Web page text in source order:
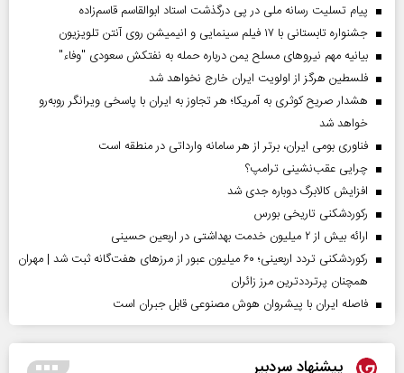
پیام تسلیت رسانه ملی در پی درگذشت استاد ابوالقاسم قاسم‌زاده
جشنواره تابستانی با ۱۷ فیلم سینمایی و انیمیشن روی آنتن تلویزیون
بیانیه مهم نیروهای مسلح یمن درباره حمله به نفتکش سعودی "وفاء"
فلسطین هرگز از اولویت ایران خارج نخواهد شد
هشدار صریح کوثری به آمریکا؛ هر تجاوز به ایران با پاسخی ویرانگر روبه‌رو
خواهد شد
فناوری بومی ایران، برتر از هر سامانه وارداتی در منطقه است
چرایی عقب‌نشینی ترامپ؟
افزایش کالابرگ دوباره جدی شد
رکوردشکنی تاریخی بورس
ارائه بیش از ۲ میلیون خدمت بهداشتی در اربعین حسینی
رکوردشکنی تردد اربعینی؛ ۶۰ میلیون عبور از مرزهای هفت‌گانه ثبت شد | مهران
همچنان پرترددترین مرز زائران
فاصله ایران با پیشرو‌ان هوش مصنوعی قابل جبران است
پیشنهاد سردبیر